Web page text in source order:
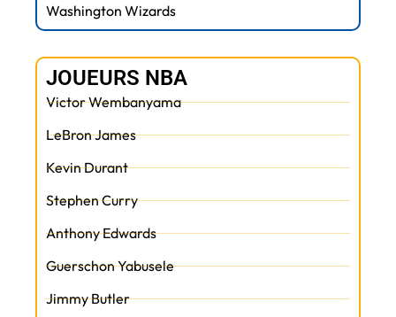
Washington Wizards
JOUEURS NBA
Victor Wembanyama
LeBron James
Kevin Durant
Stephen Curry
Anthony Edwards
Guerschon Yabusele
Jimmy Butler